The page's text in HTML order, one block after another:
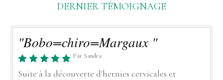
DERNIER TÉMOIGNAGE
"Bobo=chiro=Margaux "
Par Sandra
Suite à la découverte d'hernies cervicales et